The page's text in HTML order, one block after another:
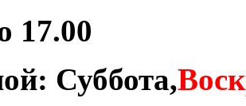
17.00
Суббота,